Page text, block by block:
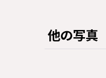
他の写真